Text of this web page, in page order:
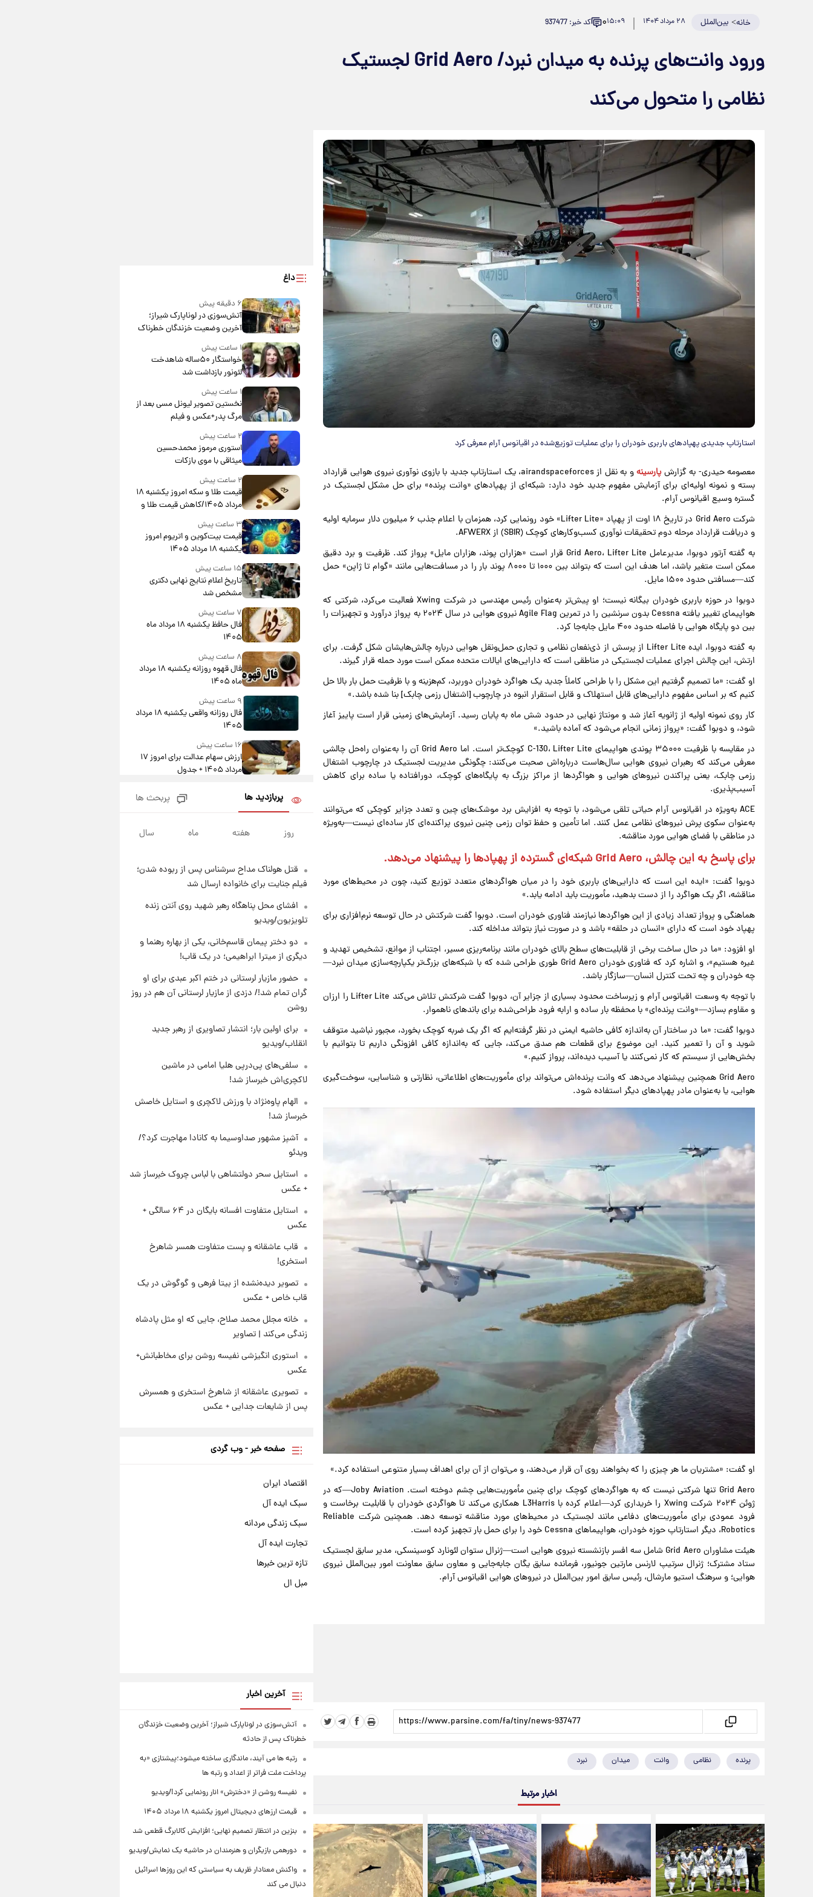
خانه> بین‌الملل ۲۸ مرداد ۱۴۰۴ ۱۵:۰۹۰ کد خبر: 937477
ورود وانت‌های پرنده به میدان نبرد/ Grid Aero لجستیک
نظامی را متحول می‌کند
استارتاپ جدیدی پهپادهای باربری خودران را برای عملیات توزیع‌شده در اقیانوس آرام معرفی کرد
معصومه حیدری- به گزارشپارسینه
و به نقل از airandspaceforces، یک استارتاپ جدید با بازوی نوآوری نیروی هوایی قرارداد
بسته و نمونه اولیه‌ای برای آزمایش مفهوم جدید خود دارد: شبکه‌ای از پهپادهای «وانت پرنده» برای حل مشکل لجستیک در
گستره وسیع اقیانوس آرام.
شرکت Grid Aero در تاریخ ۱۸ اوت از پهپاد «Lifter Lite» خود رونمایی کرد، همزمان با اعلام جذب ۶ میلیون دلار سرمایه اولیه
و دریافت قرارداد مرحله دوم تحقیقات نوآوری کسب‌وکارهای کوچک (SBIR) از AFWERX.
به گفته آرتور دوبوا، مدیرعامل Grid Aero، Lifter Lite قرار است «هزاران پوند، هزاران مایل» پرواز کند. ظرفیت و برد دقیق
ممکن است متغیر باشد، اما هدف این است که بتواند بین ۱۰۰۰ تا ۸۰۰۰ پوند بار را در مسافت‌هایی مانند «گوام تا ژاپن» حمل
کند—مسافتی حدود ۱۵۰۰ مایل.
دوبوا در حوزه باربری خودران بیگانه نیست؛ او پیش‌تر به‌عنوان رئیس مهندسی در شرکت Xwing فعالیت می‌کرد، شرکتی که
هواپیمای تغییر یافته Cessna بدون سرنشین را در تمرین Agile Flag نیروی هوایی در سال ۲۰۲۴ به پرواز درآورد و تجهیزات را
بین دو پایگاه هوایی با فاصله حدود ۴۰۰ مایل جابه‌جا کرد.
به گفته دوبوا، ایده Lifter Lite از پرسش از ذی‌نفعان نظامی و تجاری حمل‌ونقل هوایی درباره چالش‌هایشان شکل گرفت. برای
ارتش، این چالش اجرای عملیات لجستیکی در مناطقی است که دارایی‌های ایالات متحده ممکن است مورد حمله قرار گیرند.
او گفت: «ما تصمیم گرفتیم این مشکل را با طراحی کاملاً جدید یک هواگرد خودران دوربرد، کم‌هزینه و با ظرفیت حمل بار بالا حل
کنیم که بر اساس مفهوم دارایی‌های قابل استهلاک و قابل استقرار انبوه در چارچوب [اشتغال رزمی چابک] بنا شده باشد.»
کار روی نمونه اولیه از ژانویه آغاز شد و مونتاژ نهایی در حدود شش ماه به پایان رسید. آزمایش‌های زمینی قرار است پاییز آغاز
شود، و دوبوا گفت: «پرواز زمانی انجام می‌شود که آماده باشید.»
در مقایسه با ظرفیت ۳۵۰۰۰ پوندی هواپیمای C-130، Lifter Lite کوچک‌تر است. اما Grid Aero آن را به‌عنوان راه‌حل چالشی
معرفی می‌کند که رهبران نیروی هوایی سال‌هاست درباره‌اش صحبت می‌کنند: چگونگی مدیریت لجستیک در چارچوب اشتغال
رزمی چابک، یعنی پراکندن نیروهای هوایی و هواگردها از مراکز بزرگ به پایگاه‌های کوچک، دورافتاده یا ساده برای کاهش
آسیب‌پذیری.
ACE به‌ویژه در اقیانوس آرام حیاتی تلقی می‌شود، با توجه به افزایش برد موشک‌های چین و تعدد جزایر کوچکی که می‌توانند
به‌عنوان سکوی پرش نیروهای نظامی عمل کنند. اما تأمین و حفظ توان رزمی چنین نیروی پراکنده‌ای کار ساده‌ای نیست—به‌ویژه
در مناطقی با فضای هوایی مورد مناقشه.
برای پاسخ به این چالش، Grid Aero شبکه‌ای گسترده از پهپادها را پیشنهاد می‌دهد.
دوبوا گفت: «ایده این است که دارایی‌های باربری خود را در میان هواگردهای متعدد توزیع کنید، چون در محیط‌های مورد
مناقشه، اگر یک هواگرد را از دست بدهید، مأموریت باید ادامه یابد.»
هماهنگی و پرواز تعداد زیادی از این هواگردها نیازمند فناوری خودران است. دوبوا گفت شرکتش در حال توسعه نرم‌افزاری برای
پهپاد خود است که دارای «انسان در حلقه» باشد و در صورت نیاز بتواند مداخله کند.
او افزود: «ما در حال ساخت برخی از قابلیت‌های سطح بالای خودران مانند برنامه‌ریزی مسیر، اجتناب از موانع، تشخیص تهدید و
غیره هستیم»، و اشاره کرد که فناوری خودران Grid Aero طوری طراحی شده که با شبکه‌های بزرگ‌تر یکپارچه‌سازی میدان نبرد—
چه خودران و چه تحت کنترل انسان—سازگار باشد.
با توجه به وسعت اقیانوس آرام و زیرساخت محدود بسیاری از جزایر آن، دوبوا گفت شرکتش تلاش می‌کند Lifter Lite را ارزان
و مقاوم بسازد—«وانت پرنده‌ای» با محفظه بار ساده و ارابه فرود طراحی‌شده برای باندهای ناهموار.
دوبوا گفت: «ما در ساختار آن به‌اندازه کافی حاشیه ایمنی در نظر گرفته‌ایم که اگر یک ضربه کوچک بخورد، مجبور نباشید متوقف
شوید و آن را تعمیر کنید. این موضوع برای قطعات هم صدق می‌کند، جایی که به‌اندازه کافی افزونگی داریم تا بتوانیم با
بخش‌هایی از سیستم که کار نمی‌کنند یا آسیب دیده‌اند، پرواز کنیم.»
Grid Aero همچنین پیشنهاد می‌دهد که وانت پرنده‌اش می‌تواند برای مأموریت‌های اطلاعاتی، نظارتی و شناسایی، سوخت‌گیری
هوایی، یا به‌عنوان مادر پهپادهای دیگر استفاده شود.
او گفت: «مشتریان ما هر چیزی را که بخواهند روی آن قرار می‌دهند، و می‌توان از آن برای اهداف بسیار متنوعی استفاده کرد.»
Grid Aero تنها شرکتی نیست که به هواگردهای کوچک برای چنین مأموریت‌هایی چشم دوخته است. Joby Aviation—که در
ژوئن ۲۰۲۴ شرکت Xwing را خریداری کرد—اعلام کرده با L3Harris همکاری می‌کند تا هواگردی خودران با قابلیت برخاست و
فرود عمودی برای مأموریت‌های دفاعی مانند لجستیک در محیط‌های مورد مناقشه توسعه دهد. همچنین شرکت Reliable
Robotics، دیگر استارتاپ حوزه خودران، هواپیماهای Cessna خود را برای حمل بار تجهیز کرده است.
هیئت مشاوران Grid Aero شامل سه افسر بازنشسته نیروی هوایی است—ژنرال ستوان لئونارد کوسینسکی، مدیر سابق لجستیک
ستاد مشترک؛ ژنرال سرتیپ لارنس مارتین جونیور، فرمانده سابق یگان جابه‌جایی و معاون سابق معاونت امور بین‌الملل نیروی
هوایی؛ و سرهنگ استیو مارشال، رئیس سابق امور بین‌الملل در نیروهای هوایی اقیانوس آرام.
پرنده نظامی وانت میدان نبرد
اخبار مرتبط
داغ
۶ دقیقه پیش
آتش‌سوزی در لوناپارک شیراز؛
آخرین وضعیت خزندگان خطرناک
پس از حادثه
۱ ساعت پیش
خواستگار ۵۰ساله شاهدخت
لئونور بازداشت شد
۱ ساعت پیش
نخستین تصویر لیونل مسی بعد از
مرگ پدر+عکس و فیلم
۲ ساعت پیش
استوری مرموز محمدحسین
میثاقی با موی بازکات
۲ ساعت پیش
قیمت طلا و سکه امروز یکشنبه ۱۸
مرداد ۱۴۰۵/کاهش قیمت طلا و
۳ ساعت پیش
قیمت بیت‌کوین و اتریوم امروز
یکشنبه ۱۸ مرداد ۱۴۰۵
۱۵ ساعت پیش
تاریخ اعلام نتایج نهایی دکتری
مشخص شد
۷ ساعت پیش
فال حافظ یکشنبه ۱۸ مرداد ماه
۱۴۰۵
۸ ساعت پیش
فال قهوه روزانه یکشنبه ۱۸ مرداد
ماه ۱۴۰۵
۹ ساعت پیش
فال روزانه واقعی یکشنبه ۱۸ مرداد
۱۴۰۵
۱۶ ساعت پیش
ارزش سهام عدالت برای امروز ۱۷
مرداد ۱۴۰۵ + جدول
لیونل مسی عزادار شد! + جزئیات
۲۰ ساعت پیش
آمریکا + فیلم
۲۱ ساعت پیش
برای اولین بار؛ انتشار تصاویری از
رهبر جدید انقلاب/ویدیو
خاتمی/ویدیو
پربازدید ها پربحث ها
روز هفته ماه سال
قتل هولناک مداح سرشناس پس از ربوده شدن؛
فیلم جنایت برای خانواده ارسال شد
افشای محل پناهگاه‌ رهبر شهید روی آنتن زنده
تلویزیون/ویدیو
دو دختر پیمان قاسم‌خانی، یکی از بهاره رهنما و
دیگری از میترا ابراهیمی؛ در یک قاب!
حضور مازیار لرستانی در ختم اکبر عبدی برای او
گران تمام شد!/ دزدی از مازیار لرستانی آن هم در روز
روشن
برای اولین بار؛ انتشار تصاویری از رهبر جدید
انقلاب/ویدیو
سلفی‌های پی‌درپی هلیا امامی در ماشین
لاکچری‌اش خبرساز شد!
الهام پاوه‌نژاد با ورزش لاکچری و استایل خاصش
خبرساز شد!
آشپز مشهور صداوسیما به کانادا مهاجرت کرد؟/
ویدئو
استایل سحر دولتشاهی با لباس چروک خبرساز شد
+ عکس
استایل متفاوت افسانه بایگان در ۶۴ سالگی +
عکس
قاب عاشقانه و پست متفاوت همسر شاهرخ
استخری!
تصویر دیده‌نشده از بیتا فرهی و گوگوش در یک
قاب خاص + عکس
خانه مجلل محمد صلاح، جایی که او مثل پادشاه
زندگی می‌کند | تصاویر
استوری انگیزشی نفیسه روشن برای مخاطبانش+
عکس
تصویری عاشقانه از شاهرخ استخری و همسرش
پس از شایعات جدایی + عکس
صفحه خبر - وب گردی
اقتصاد ایران
سبک ایده آل
سبک زندگی مردانه
تجارت ایده آل
تازه ترین خبرها
مبل ال
آخرین اخبار
آتش‌سوزی در لوناپارک شیراز؛ آخرین وضعیت خزندگان
خطرناک پس از حادثه
رتبه ها می آیند، ماندگاری ساخته میشود؛پیشتازی «به
پرداخت ملت فراتر از اعداد و رتبه ها
نفیسه روشن از «دخترش» انار رونمایی کرد!/ویدیو
قیمت ارزهای دیجیتال امروز یکشنبه ۱۸ مرداد ۱۴۰۵
بنزین در انتظار تصمیم نهایی؛ افزایش کالابرگ قطعی شد
دورهمی بازیگران و هنرمندان در حاشیه یک نمایش/ویدیو
واکنش معنادار ظریف به سیاستی که این روزها اسرائیل
دنبال می کند